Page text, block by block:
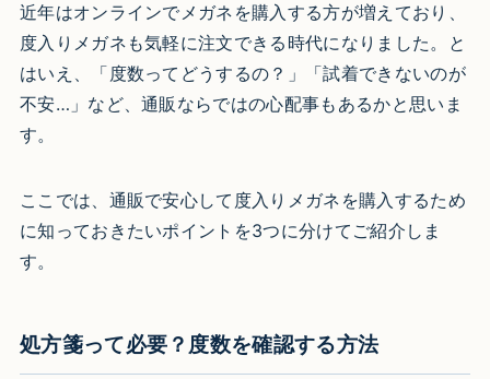
近年はオンラインでメガネを購入する方が増えており、
度入りメガネも気軽に注文できる時代になりました。と
はいえ、「度数ってどうするの？」「試着できないのが
不安…」など、通販ならではの心配事もあるかと思いま
す。
ここでは、通販で安心して度入りメガネを購入するため
に知っておきたいポイントを3つに分けてご紹介しま
す。
処方箋って必要？度数を確認する方法